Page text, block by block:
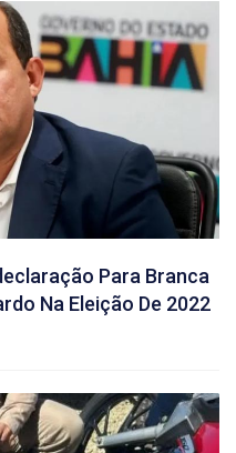
Para Branca
Na Eleição De 2022